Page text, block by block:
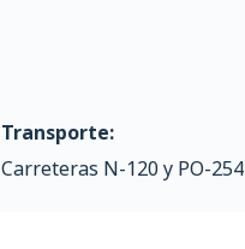
Transporte:
Carreteras N-120 y PO-254